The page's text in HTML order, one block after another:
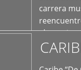
carrera
el exterior